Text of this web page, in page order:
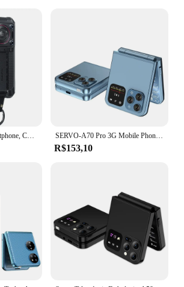
Oukitel-WP33 Pro Smartphone, Celular Robusto, 5G, 22000mAh, 6.6 "FHD +, 24GB, 256GB, Câmera 64MP, 33W SERVO-A70 Pro 3G Mobile Phone, Rede Celular, Dobrável, Celular, Speed Dial Lanterna, Rádio FM, Dual SIM Card, 2.6 in Flip, WCDMA
R$153,10